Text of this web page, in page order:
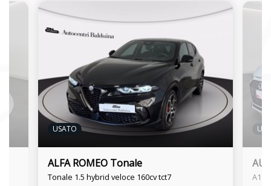
USATO
ALFA ROMEO Tonale
Tonale 1.5 hybrid veloce 160cv tct7
A1